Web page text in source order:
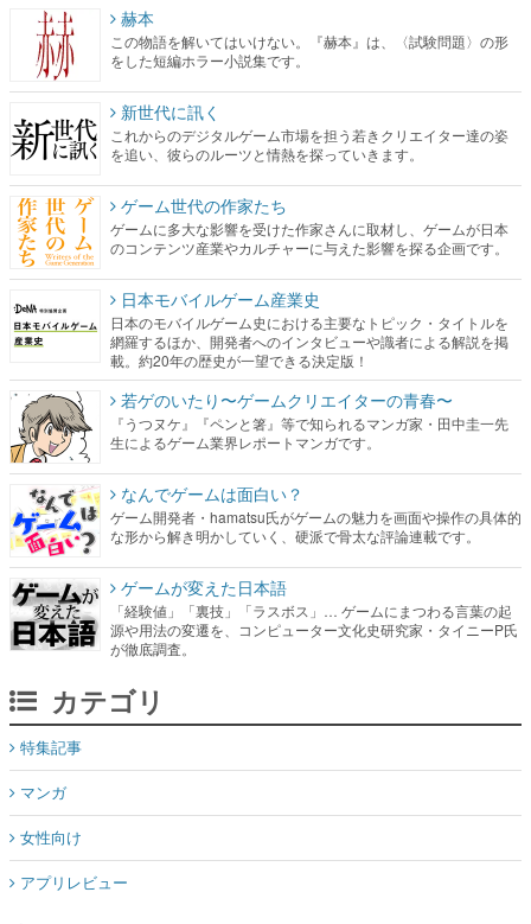
赫本
この物語を解いてはいけない。『赫本』は、〈試験問題〉の形
をした短編ホラー小説集です。
新世代に訊く
これからのデジタルゲーム市場を担う若きクリエイター達の姿
を追い、彼らのルーツと情熱を探っていきます。
ゲーム世代の作家たち
ゲームに多大な影響を受けた作家さんに取材し、ゲームが日本
のコンテンツ産業やカルチャーに与えた影響を探る企画です。
日本モバイルゲーム産業史
日本のモバイルゲーム史における主要なトピック・タイトルを
網羅するほか、開発者へのインタビューや識者による解説を掲
載。約20年の歴史が一望できる決定版！
若ゲのいたり〜ゲームクリエイターの青春〜
『うつヌケ』『ペンと箸』等で知られるマンガ家・田中圭一先
生によるゲーム業界レポートマンガです。
なんでゲームは面白い？
ゲーム開発者・hamatsu氏がゲームの魅力を画面や操作の具体的
な形から解き明かしていく、硬派で骨太な評論連載です。
ゲームが変えた日本語
「経験値」「裏技」「ラスボス」… ゲームにまつわる言葉の起
源や用法の変遷を、コンピューター文化史研究家・タイニーP氏
が徹底調査。
カテゴリ
特集記事
マンガ
女性向け
アプリレビュー